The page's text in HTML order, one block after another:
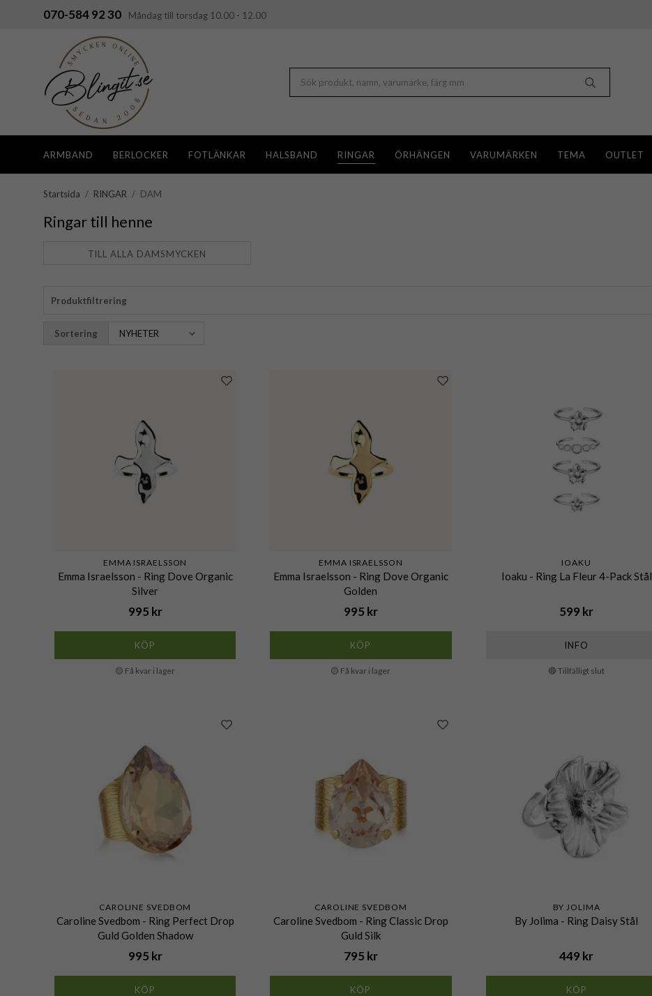
070-584 92 30 Måndag till torsdag 10.00 - 12.00
ARMBAND BERLOCKER FOTLÄNKAR HALSBAND RINGAR ÖRHÄNGEN VARUMÄRKEN TEMA OUTLET
Startsida / RINGAR / DAM
Ringar till henne
TILL ALLA DAMSMYCKEN
Produktfiltrering
Sortering
EMMA ISRAELSSON
Emma Israelsson - Ring Dove Organic
Silver
995 kr
KÖP
🟡 Få kvar i lager
EMMA ISRAELSSON
Emma Israelsson - Ring Dove Organic
Golden
995 kr
KÖP
🟡 Få kvar i lager
IOAKU
Ioaku - Ring La Fleur 4-Pack Stål
599 kr
INFO
🔴 Tillfälligt slut
CAROLINE SVEDBOM
Caroline Svedbom - Ring Perfect Drop
Guld Golden Shadow
995 kr
KÖP
CAROLINE SVEDBOM
Caroline Svedbom - Ring Classic Drop
Guld Silk
795 kr
KÖP
BY JOLIMA
By Jolima - Ring Daisy Stål
449 kr
KÖP